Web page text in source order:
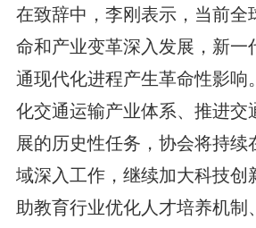
在致辞中，李刚表示，当前全
命和产业变革深入发展，新一
通现代化进程产生革命性影响
化交通运输产业体系、推进交
展的历史性任务，协会将持续
域深入工作，继续加大科技创
助教育行业优化人才培养机制